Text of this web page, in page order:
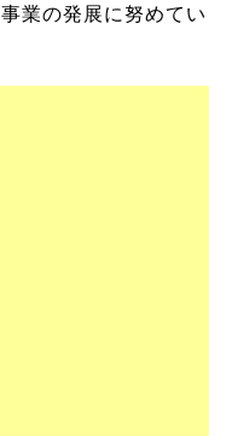
業の発展に努めてい